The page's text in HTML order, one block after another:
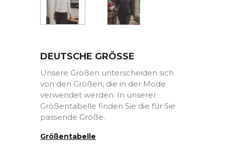
DEUTSCHE GRÖSSE
Unsere Größen unterscheiden sich
von den Größen, die in der Mode
verwendet werden. In unserer
Größentabelle finden Sie die für Sie
passende Größe.
Größentabelle